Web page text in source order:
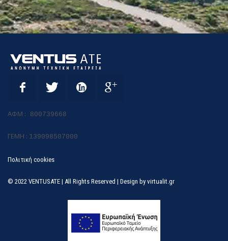
ΑΦΜ : 800739668
ΓΕΜΗ : 139098507000
Πολιτική cookies
© 2022 VENTUSATE | All Rights Reserved | Design by virtualit.gr